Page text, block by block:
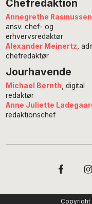
Chefredaktion
Annegrethe Rasmussen
ansv. chef- og
erhvervsredaktør
Alexander Meinertz ,
chefredaktør
Jourhavende
Michael Bernth , digital
redaktør
Anne Juliette
redaktionschef
Copyright